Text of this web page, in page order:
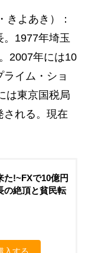
きよあき）：
1977年埼玉
2007年には10
イム・ショ
は東京国税局
される。現在
た!~FXで10億円
の絶頂と貧民転